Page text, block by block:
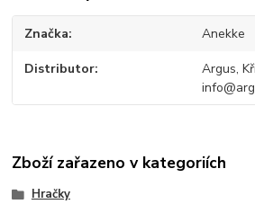
Značka Anekke
Distributor
Argus,
Zboží zařazeno v kategoriích
Hračky